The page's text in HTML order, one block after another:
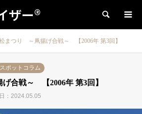
ザー® 検索
まつり ～凧揚げ合戦～ 【2006年 第3回】
スポットコラム
合戦～ 【2006年 第3回】
：2024.05.05